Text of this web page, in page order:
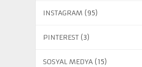
INSTAGRAM (95)
PINTEREST(3)
SOSYAL MEDYA(15)